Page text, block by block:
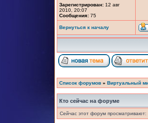
Зарегистрирован: 12 авг
2010, 20:07
Сообщения: 75
Вернуться к началу
Список форумов » Виртуальный
Кто сейчас на форуме
Сейчас этот форум просматривают: